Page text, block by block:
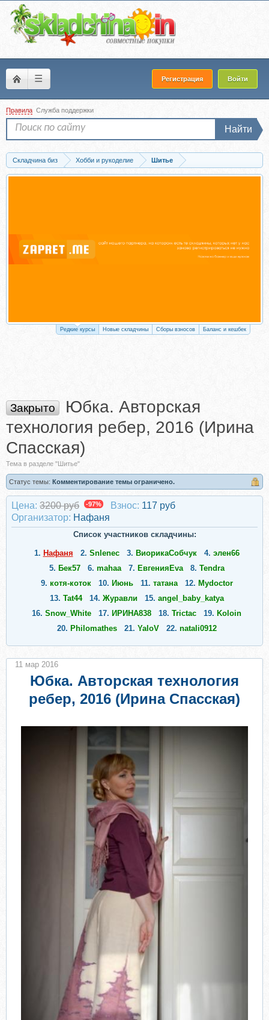
☰ Регистрация Войти
Правила Служба поддержки
Найти
Складчина биз Хобби и рукоделие
Шитье
Скачать Юбка. Авторская технология ребер, 2016 (Ирина Спасская)
Редкие курсы Новые складчины Сборы взносов Баланс и кешбек
Закрыто
Юбка. Авторская
технология ребер, 2016 (Ирина
Спасская)
Тема в разделе "Шитье"
Статус темы: Комментирование темы ограничено.
Цена: 3200 руб -97% Взнос: 117 руб
Организатор: Нафаня
Список участников складчины:
1. Нафаня 2. Snlenec 3. ВиорикаСобчук 4. элен66
5. Бек57 6. mahaa 7. ЕвгенияEva 8. Tendra
9. котя-коток 10. Июнь 11. татана 12. Mydoctor
13. Tat44 14. Журавли 15. angel_baby_katya
16. Snow_White 17. ИРИНА838 18. Trictac 19. Koloin
20. Philomathes 21. YaloV 22. natali0912
Юбка. Авторская технология
ребер, 2016 (Ирина Спасская)
11 мар 2016